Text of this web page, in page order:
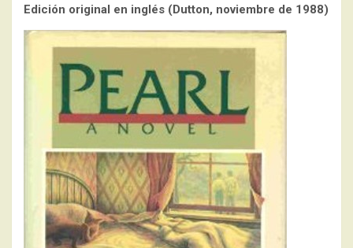
Edición original en inglés (Dutton, noviembre de 1988)